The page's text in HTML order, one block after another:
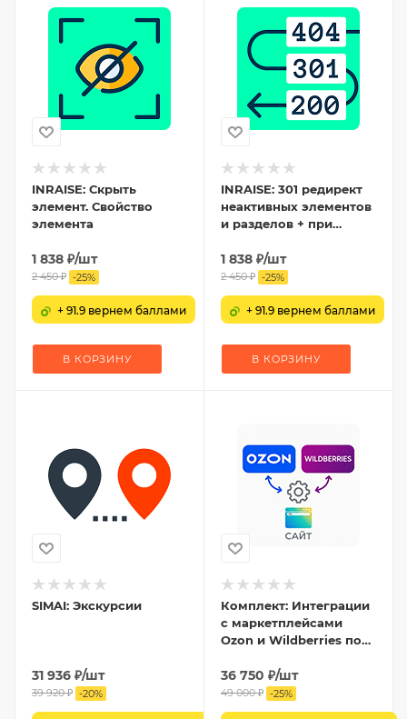
INRAISE: Скрыть
элемент. Свойство
элемента
1 838 ₽/шт
2 450₽ -25%
+ 91.9 вернем баллами
В КОРЗИНУ
INRAISE: 301 редирект
неактивных элементов
и разделов + при
символьного кода
(URL)
1 838 ₽/шт
2 450₽ -25%
+ 91.9 вернем баллами
В КОРЗИНУ
SIMAI: Экскурсии
31 936 ₽/шт
39 920₽ -20%
Комплект: Интеграции
с маркетплейсами
Ozon и Wildberries по
36 750 ₽/шт
49 000₽ -25%